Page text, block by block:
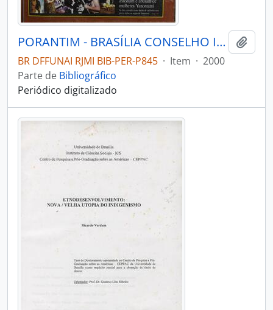
PORANTIM - BRASÍLIA CONSELHO INDIGENISTA MISSIONÁRIO - 2000 - Nº231
BR DFFUNAI RJMI BIB-PER-P845 · Item · 2000
Parte de Bibliográfico
Periódico digitalizado